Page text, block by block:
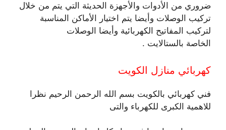
ضروري من الأدوات والأجهزة الحديثة التي يتم من خلال
تركيب الوصلات وأيضا يتم اختيار الأماكن المناسبة
لتركيب المفاتيح الكهربائية وأيضا الوصلات
الخاصة بالستالايت .
كهربائي منازل الكويت
فني كهربائي بالكويت بسم الله الرحمن الرحيم نظرا
للاهمية الكبرى للكهرباء والتى